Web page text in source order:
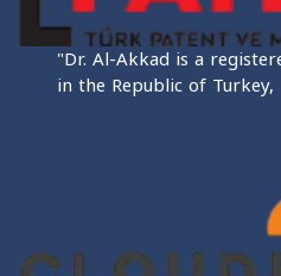
"Dr. Al-Akkad is a
in the Republic of Turkey,